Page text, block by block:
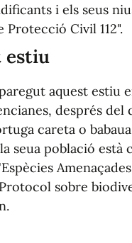
i els seus
Civil 112".
estiu
aquest estiu
després del
careta o
seua població està
sobre